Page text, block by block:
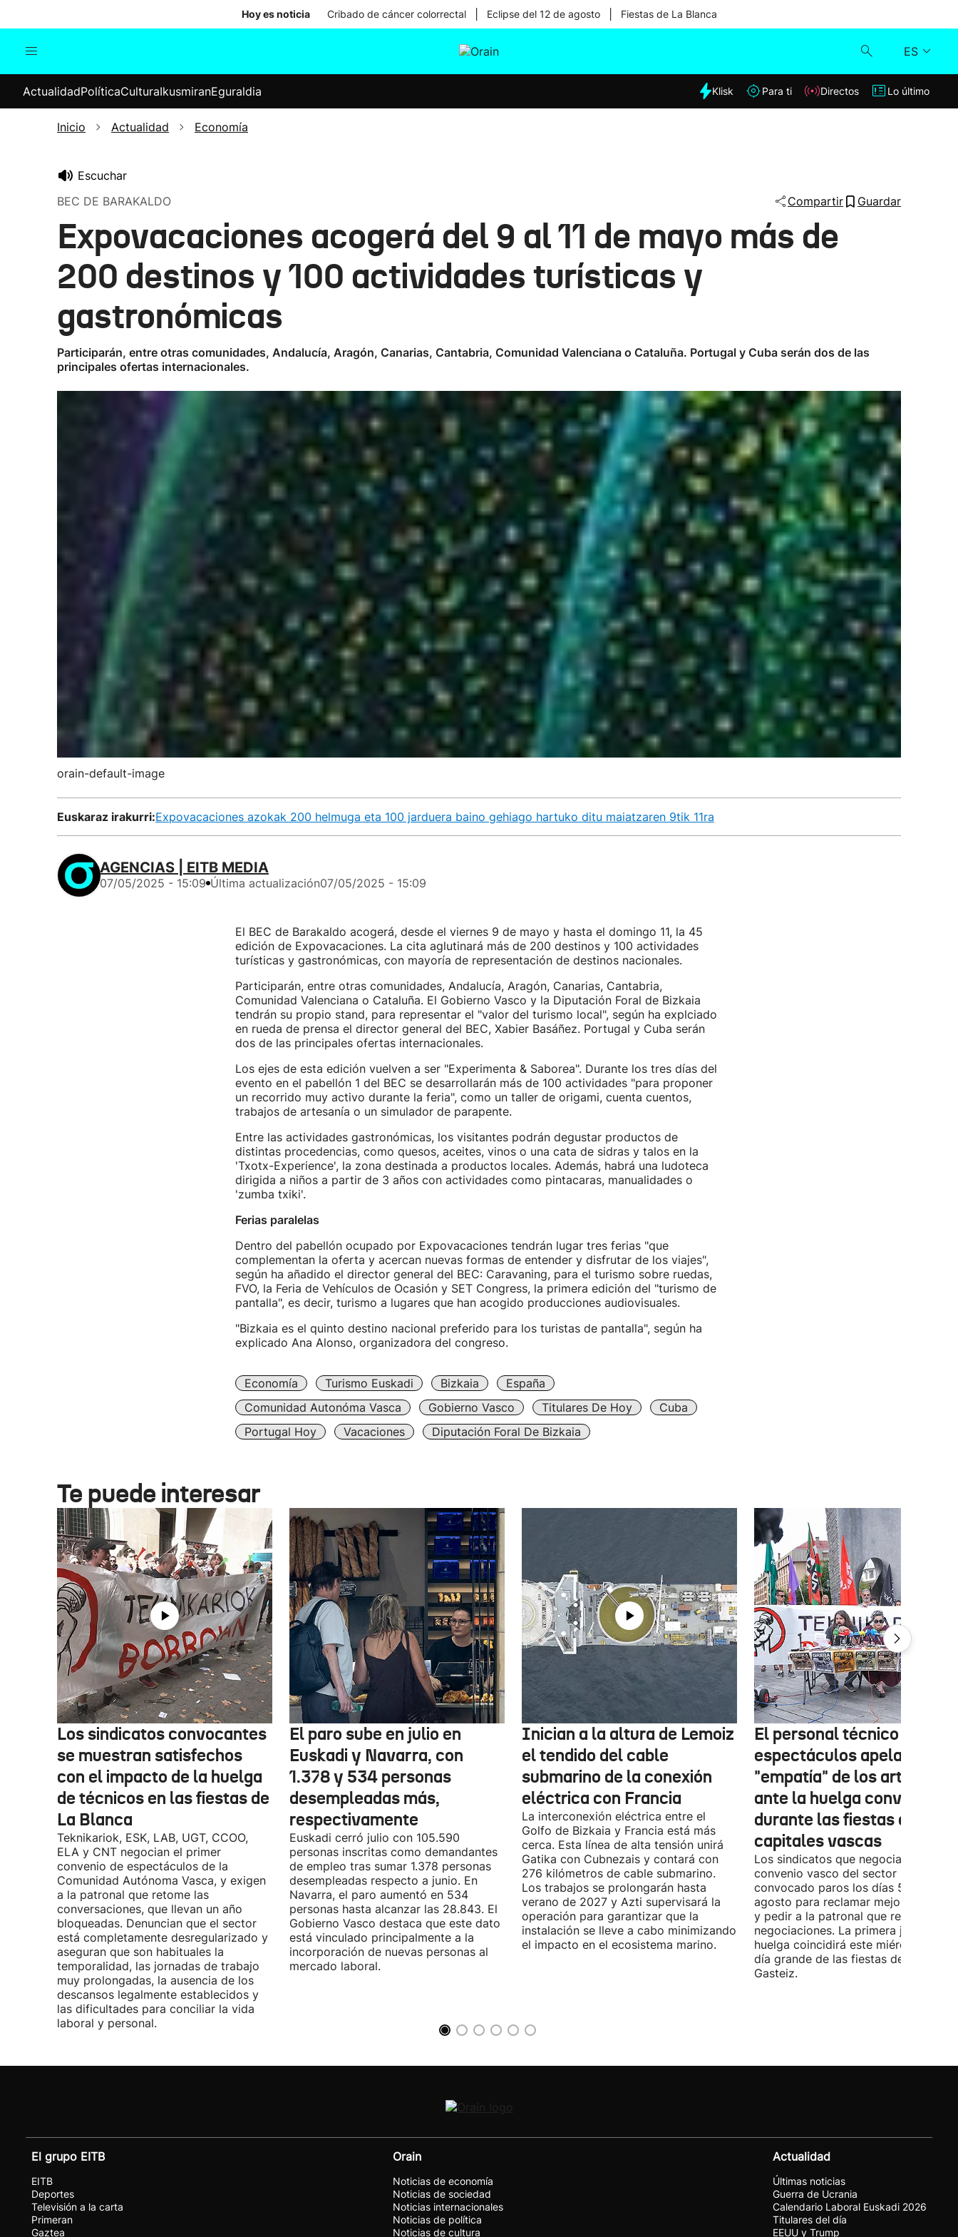
Hoy es noticia Cribado de cáncer colorrectal Eclipse del 12 de agosto Fiestas de La Blanca
ES
Internacional
Elecciones
Klisk
ActualidadPolíticaCulturaIkusmiranEguraldia Klisk Para ti Directos Lo último
Inicio Actualidad Economía
Escuchar
BEC DE BARAKALDO
Compartir Guardar
Expovacaciones acogerá del 9 al 11 de mayo más de
200 destinos y 100 actividades turísticas y
gastronómicas
Participarán, entre otras comunidades, Andalucía, Aragón, Canarias, Cantabria, Comunidad Valenciana o Cataluña. Portugal y Cuba serán dos de las
principales ofertas internacionales.
orain-default-image
Euskaraz irakurri:Expovacaciones azokak 200 helmuga eta 100 jarduera baino gehiago hartuko ditu maiatzaren 9tik 11ra
AGENCIAS | EITB MEDIA
07/05/2025 - 15:09 Última actualización07/05/2025 - 15:09
El BEC de Barakaldo acogerá, desde el viernes 9 de mayo y hasta el domingo 11, la 45
edición de Expovacaciones. La cita aglutinará más de 200 destinos y 100 actividades
turísticas y gastronómicas, con mayoría de representación de destinos nacionales.
Participarán, entre otras comunidades, Andalucía, Aragón, Canarias, Cantabria,
Comunidad Valenciana o Cataluña. El Gobierno Vasco y la Diputación Foral de Bizkaia
tendrán su propio stand, para representar el "valor del turismo local", según ha explciado
en rueda de prensa el director general del BEC, Xabier Basáñez. Portugal y Cuba serán
dos de las principales ofertas internacionales.
Los ejes de esta edición vuelven a ser "Experimenta & Saborea". Durante los tres días del
evento en el pabellón 1 del BEC se desarrollarán más de 100 actividades "para proponer
un recorrido muy activo durante la feria", como un taller de origami, cuenta cuentos,
trabajos de artesanía o un simulador de parapente.
Entre las actividades gastronómicas, los visitantes podrán degustar productos de
distintas procedencias, como quesos, aceites, vinos o una cata de sidras y talos en la
'Txotx-Experience', la zona destinada a productos locales. Además, habrá una ludoteca
dirigida a niños a partir de 3 años con actividades como pintacaras, manualidades o
'zumba txiki'.
Ferias paralelas
Dentro del pabellón ocupado por Expovacaciones tendrán lugar tres ferias "que
complementan la oferta y acercan nuevas formas de entender y disfrutar de los viajes",
según ha añadido el director general del BEC: Caravaning, para el turismo sobre ruedas,
FVO, la Feria de Vehículos de Ocasión y SET Congress, la primera edición del "turismo de
pantalla", es decir, turismo a lugares que han acogido producciones audiovisuales.
"Bizkaia es el quinto destino nacional preferido para los turistas de pantalla", según ha
explicado Ana Alonso, organizadora del congreso.
Economía Turismo Euskadi Bizkaia
España
Comunidad Autonóma Vasca
Gobierno Vasco Titulares De Hoy
Cuba
Portugal Hoy
Vacaciones Diputación Foral De Bizkaia
Te puede interesar
Los sindicatos convocantes
se muestran satisfechos
con el impacto de la huelga
de técnicos en las fiestas de
La Blanca
Teknikariok, ESK, LAB, UGT, CCOO,
ELA y CNT negocian el primer
convenio de espectáculos de la
Comunidad Autónoma Vasca, y exigen
a la patronal que retome las
conversaciones, que llevan un año
bloqueadas. Denuncian que el sector
está completamente desregularizado y
aseguran que son habituales la
temporalidad, las jornadas de trabajo
muy prolongadas, la ausencia de los
descansos legalmente establecidos y
las dificultades para conciliar la vida
laboral y personal.
El paro sube en julio en
Euskadi y Navarra, con
1.378 y 534 personas
desempleadas más,
respectivamente
Euskadi cerró julio con 105.590
personas inscritas como demandantes
de empleo tras sumar 1.378 personas
desempleadas respecto a junio. En
Navarra, el paro aumentó en 534
personas hasta alcanzar las 28.843. El
Gobierno Vasco destaca que este dato
está vinculado principalmente a la
incorporación de nuevas personas al
mercado laboral.
Inician a la altura de Lemoiz
el tendido del cable
submarino de la conexión
eléctrica con Francia
La interconexión eléctrica entre el
Golfo de Bizkaia y Francia está más
cerca. Esta línea de alta tensión unirá
Gatika con Cubnezais y contará con
276 kilómetros de cable submarino.
Los trabajos se prolongarán hasta
verano de 2027 y Azti supervisará la
operación para garantizar que la
instalación se lleve a cabo minimizando
el impacto en el ecosistema marino.
El personal técnico de
espectáculos apela a la
"empatía" de los artistas
ante la huelga convocada
durante las fiestas de las
capitales vascas
Los sindicatos que negocian el
convenio vasco del sector han
convocado paros los días 5, 14 y 26
agosto para reclamar mejoras
y pedir a la patronal que retome las
negociaciones. La primera jornada de
huelga coincidirá este miércoles con
día grande de las fiestas de Vitoria-
Gasteiz.
El grupo EITB
EITB
Deportes
Televisión a la carta
Primeran
Gaztea
Orain
Noticias de economía
Noticias de sociedad
Noticias internacionales
Noticias de política
Noticias de cultura
Actualidad
Últimas noticias
Guerra de Ucrania
Calendario Laboral Euskadi 2026
Titulares del día
EEUU y Trump